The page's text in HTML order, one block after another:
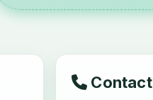
Contact